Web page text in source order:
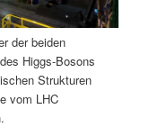
der beiden
Higgs-Bosons
Strukturen
vom LHC